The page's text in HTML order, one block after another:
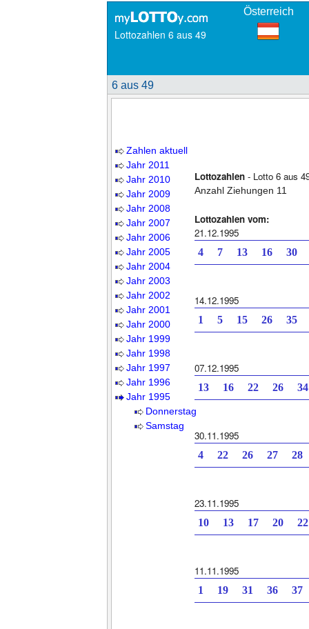
Lottozahlen 6 aus 49
Österreich
6 aus 49
Zahlen aktuell
Jahr 2011
Jahr 2010
Jahr 2009
Jahr 2008
Jahr 2007
Jahr 2006
Jahr 2005
Jahr 2004
Jahr 2003
Jahr 2002
Jahr 2001
Jahr 2000
Jahr 1999
Jahr 1998
Jahr 1997
Jahr 1996
Jahr 1995
Donnerstag
Samstag
Lottozahlen - Lotto 6 aus
Anzahl Ziehungen 11
Lottozahlen vom:
21.12.1995
4 7 13 16 30
14.12.1995
1 5 15 26 35
07.12.1995
13 16 22 26
30.11.1995
4 22 26 27 28
23.11.1995
10 13 17 20
11.11.1995
1 19 31 36 37